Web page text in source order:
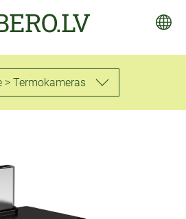
> Termokameras